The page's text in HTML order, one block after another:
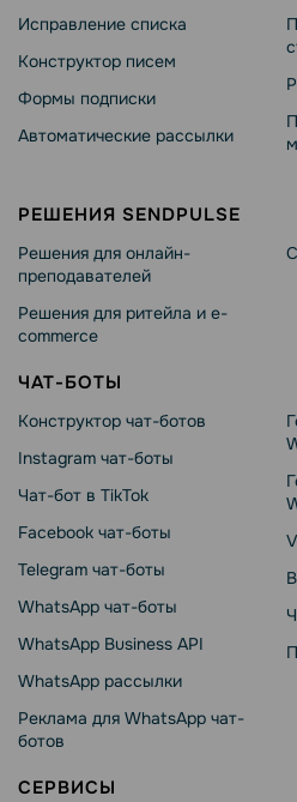
Исправление списка
Конструктор писем
Формы подписки
Автоматические рассылки
РЕШЕНИЯ SENDPULSE
Решения для онлайн-
преподавателей
Решения для ритейла и e-
commerce
ЧАТ-БОТЫ
Конструктор чат-ботов
Instagram чат-боты
Чат-бот в TikTok
Facebook чат-боты
Telegram чат-боты
WhatsApp чат-боты
WhatsApp Business API
WhatsApp рассылки
Реклама для WhatsApp чат-
ботов
СЕРВИСЫ